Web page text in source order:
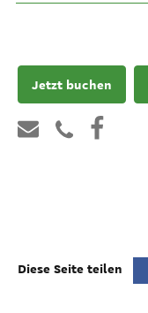
Jetzt buchen
Diese Seite teilen